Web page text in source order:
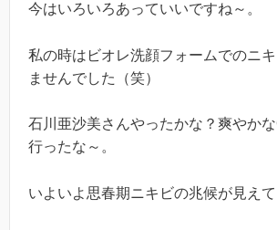
今はいろいろあっていいですね～。
私の時はビオレ洗顔フォームでのニ
ませんでした（笑）
石川亜沙美さんやったかな？爽やか
行ったな～。
いよいよ思春期ニキビの兆候が見えて